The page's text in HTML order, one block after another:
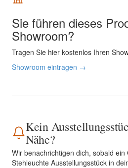
Sie führen dieses
Showroom?
Tragen Sie hier kostenlos Ihren
Showroom eintragen →
Kein
Nähe?
Wir benachrichtigen dich, sobald ein
Stehleuchte Ausstellungsstück in